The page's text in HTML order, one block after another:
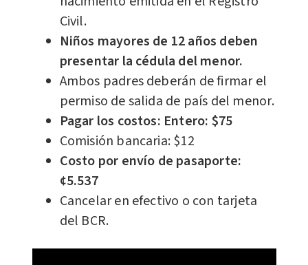
Civil.
Niños mayores de 12 años deben
presentar la cédula del menor.
Ambos padres deberán de firmar el
permiso de salida de país del menor.
Pagar los costos: Entero: $75
Comisión bancaria: $12
Costo por envío de pasaporte:
¢5.537
Cancelar en efectivo o con tarjeta
del BCR.